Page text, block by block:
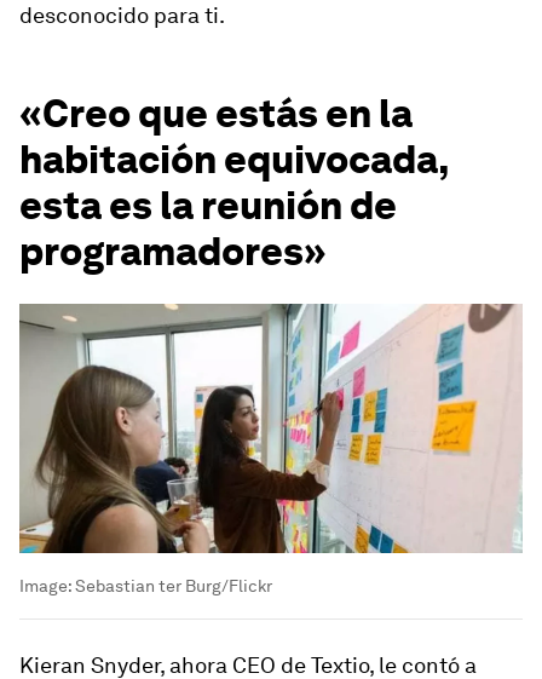
desconocido para ti.
«Creo que estás en la
habitación equivocada,
esta es la reunión de
programadores»
Image:Sebastian ter Burg/Flickr
Kieran Snyder, ahora CEO de Textio, le contó a